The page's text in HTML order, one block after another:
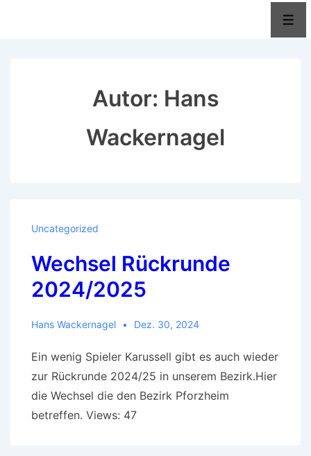
Autor: Hans
Wackernagel
Uncategorized
Wechsel Rückrunde
2024/2025
Hans Wackernagel Dez. 30, 2024
Ein wenig Spieler Karussell gibt es auch wieder
zur Rückrunde 2024/25 in unserem Bezirk.Hier
die Wechsel die den Bezirk Pforzheim
betreffen. Views: 47